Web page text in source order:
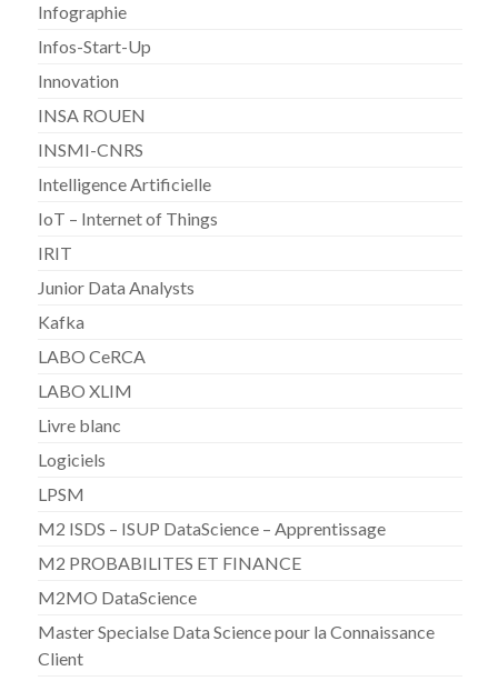
Infographie
Infos-Start-Up
Innovation
INSA ROUEN
INSMI-CNRS
Intelligence Artificielle
IoT – Internet of Things
IRIT
Junior Data Analysts
Kafka
LABO CeRCA
LABO XLIM
Livre blanc
Logiciels
LPSM
M2 ISDS – ISUP DataScience – Apprentissage
M2 PROBABILITES ET FINANCE
M2MO DataScience
Master Specialse Data Science pour la Connaissance
Client